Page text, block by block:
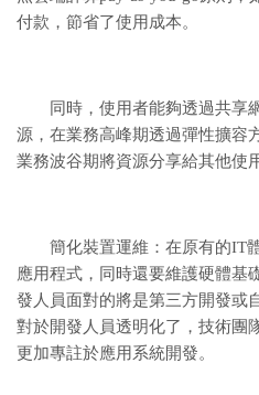
付款，節省了使用成本。
同時，使用者能夠透過共享
源，在業務高峰期透過彈性擴容
業務波谷期將資源分享給其他使
簡化裝置運維：在原有的IT
應用程式，同時還要維護硬體基
發人員面對的將是第三方開發或
對於開發人員透明化了，技術團
更加專註於應用系統開發。